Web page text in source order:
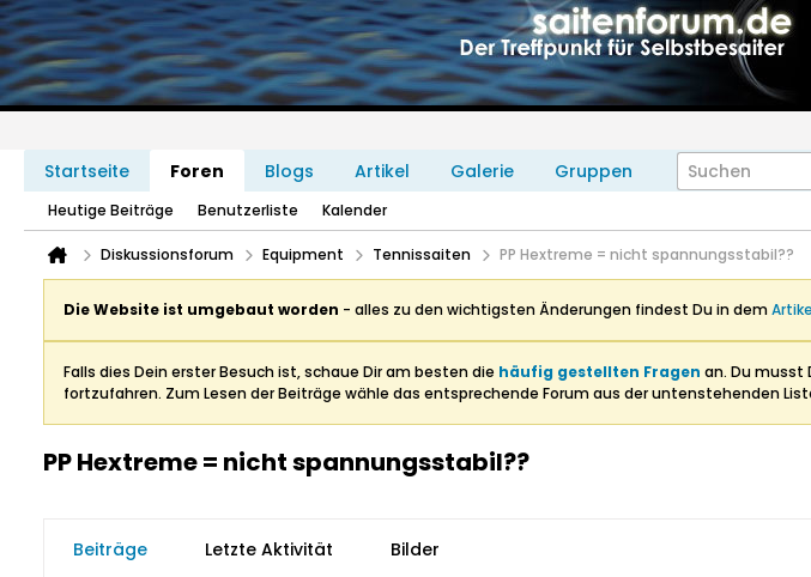
Startseite Foren Blogs Artikel Galerie Gruppen
Heutige Beiträge Benutzerliste Kalender
Diskussionsforum Equipment Tennissaiten PP Hextreme = nicht spannungsstabil??
Die Website ist umgebaut worden - alles zu den wichtigsten Änderungen findest Du in dem
Falls dies Dein erster Besuch ist, schaue Dir am besten die häufig gestellten Fragen an. Du musst
fortzufahren. Zum Lesen der Beiträge wähle das entsprechende Forum aus der untenstehenden
PP Hextreme = nicht spannungsstabil??
Beiträge Letzte Aktivität Bilder